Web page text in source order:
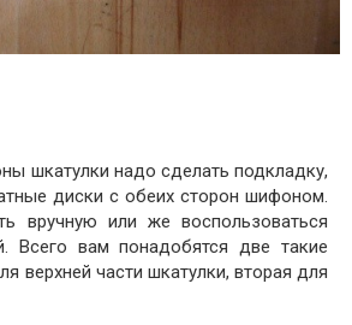
шкатулки надо сделать подкладку,
диски с обеих сторон шифоном.
вручную или же воспользоваться
Всего вам понадобятся две такие
верхней части шкатулки, вторая для